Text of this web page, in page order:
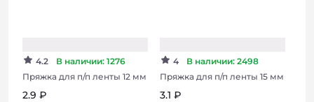
4.2
В наличии: 1276
Пряжка для п/п ленты 12 мм
2.9 ₽
4
В наличии: 2498
Пряжка для п/п ленты 15 мм
3.1 ₽